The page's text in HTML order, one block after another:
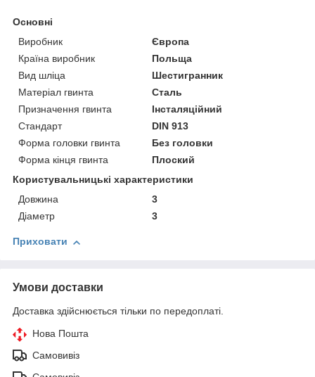
Основні
Виробник
Європа
Країна виробник
Польща
Вид шліца
Шестигранник
Матеріал гвинта
Сталь
Призначення гвинта
Інсталяційний
Стандарт
DIN 913
Форма головки гвинта
Без головки
Форма кінця гвинта
Плоский
Користувальницькі характеристики
Довжина
3
Діаметр
3
Приховати
Умови доставки
Доставка здійснюється тільки по передоплаті.
Нова Пошта
Самовивіз